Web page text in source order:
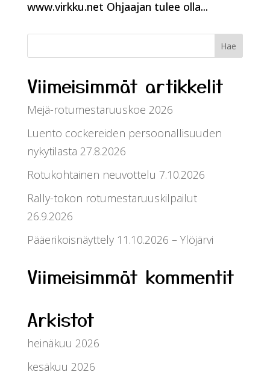
www.virkku.net Ohjaajan tulee olla...
Viimeisimmät artikkelit
Mejä-rotumestaruuskoe 2026
Luento cockereiden persoonallisuuden
nykytilasta 27.8.2026
Rotukohtainen neuvottelu 7.10.2026
Rally-tokon rotumestaruuskilpailut
26.9.2026
Pääerikoisnäyttely 11.10.2026 – Ylöjärvi
Viimeisimmät kommentit
Arkistot
heinäkuu 2026
kesäkuu 2026